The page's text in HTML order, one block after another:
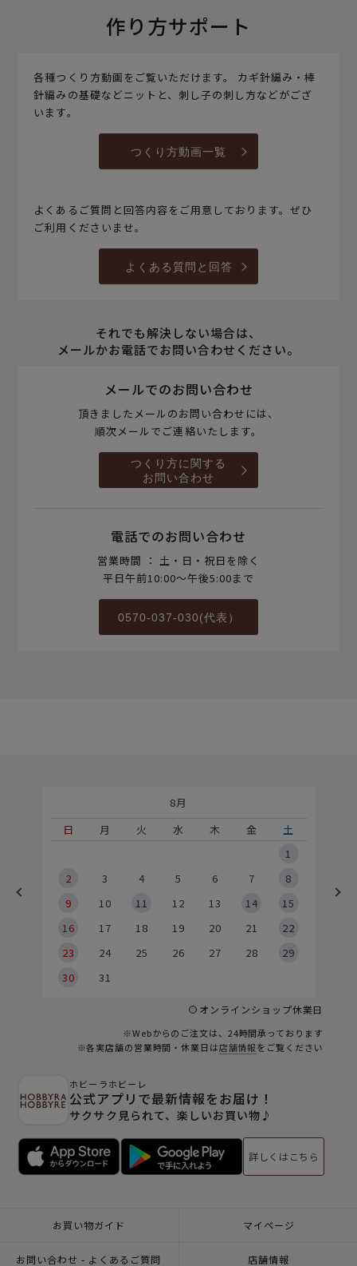
作り方サポート
各種つくり方動画をご覧いただけます。 カギ針編み・棒
針編みの基礎などニットと、刺し子の刺し方などがござ
います。
つくり方動画一覧
よくあるご質問と回答内容をご用意しております。ぜひ
ご利用くださいませ。
よくある質問と回答
それでも解決しない場合は、
メールかお電話でお問い合わせください。
メールでのお問い合わせ
頂きましたメールのお問い合わせには、
順次メールでご連絡いたします。
つくり方に関する
お問い合わせ
電話でのお問い合わせ
営業時間 ： 土・日・祝日を除く
平日午前10:00～午後5:00まで
0570-037-030(代表）
8月
日
月 火 水 木 金
土
1
2
3 4 5 6 7
8
9
10 11 12 13 14
15
16
17 18 19 20 21
22
23
24 25 26 27 28
29
30
31
オンラインショップ休業日
※Webからのご注文は、24時間承っております
※各実店舗の営業時間・休業日は店舗情報をご覧ください
ホビーラホビーレ
公式アプリで最新情報をお届け！
サクサク見られて、楽しいお買い物♪
詳しくはこちら
お買い物ガイド マイページ
お問い合わせ - よくあるご質問 店舗情報